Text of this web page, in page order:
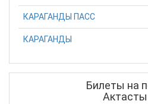
КАРАГАНДЫ ПАСС
КАРАГАНДЫ
Билеты на
Актасты